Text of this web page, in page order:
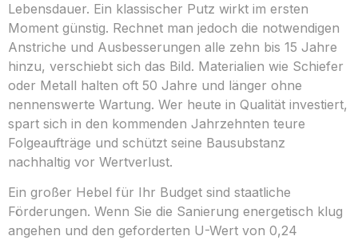
Lebensdauer. Ein klassischer Putz wirkt im ersten
Moment günstig. Rechnet man jedoch die notwendigen
Anstriche und Ausbesserungen alle zehn bis 15 Jahre
hinzu, verschiebt sich das Bild. Materialien wie Schiefer
oder Metall halten oft 50 Jahre und länger ohne
nennenswerte Wartung. Wer heute in Qualität investiert,
spart sich in den kommenden Jahrzehnten teure
Folgeaufträge und schützt seine Bausubstanz
nachhaltig vor Wertverlust.
Ein großer Hebel für Ihr Budget sind staatliche
Förderungen. Wenn Sie die Sanierung energetisch klug
angehen und den geforderten U-Wert von 0,24